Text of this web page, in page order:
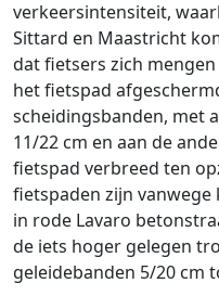
verkeersintensiteit,
Sittard en Maastricht
dat fietsers zich
het fietspad
scheidingsbanden, met
11/22 cm en aan de
fietspad verbreed ten
fietspaden zijn
in rode Lavaro
de iets hoger gelegen
geleidebanden 5/20 cm